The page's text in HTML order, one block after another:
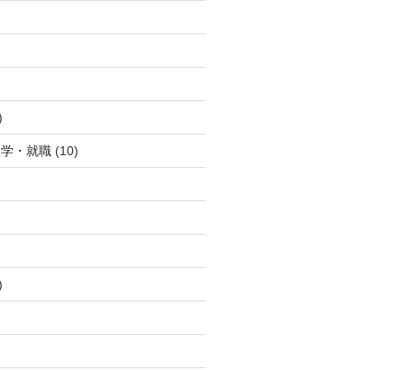
・就職(10)